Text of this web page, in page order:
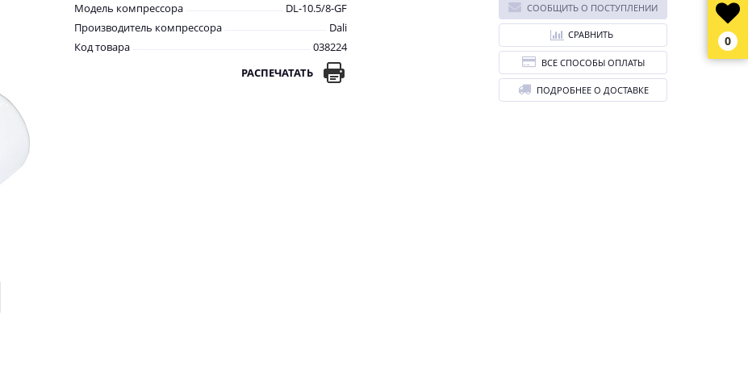
Модель компрессора
DL-10.5/8-GF
Производитель компрессора
Dali
Код товара
038224
РАСПЕЧАТАТЬ
СООБЩИТЬ О ПОСТУПЛЕНИИ
СРАВНИТЬ
ВСЕ СПОСОБЫ ОПЛАТЫ
ПОДРОБНЕЕ О ДОСТАВКЕ
0